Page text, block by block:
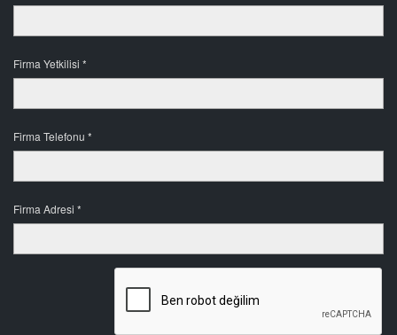
Firma Yetkilisi *
Firma Telefonu *
Firma Adresi *